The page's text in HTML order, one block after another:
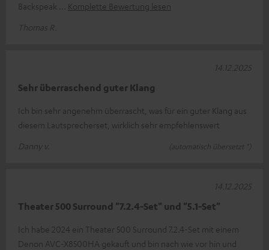
Backspeak
Komplette Bewertung lesen
Thomas R.
Sehr überraschend guter Klang
Ich bin sehr angenehm überrascht, was für ein guter Klang aus
diesem Lautsprecherset, wirklich sehr empfehlenswert
Danny v.
(automatisch übersetzt *)
14.12.2025
Theater 500 Surround "7.2.4-Set" und "5.1-Set"
Ich habe 2024 ein Theater 500 Surround 7.2.4-Set mit einem
Denon AVC-X8500HA gekauft und bin nach wie vor hin und
14.12.2025